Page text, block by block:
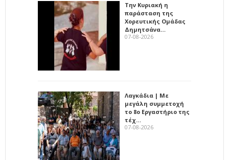
Την Κυριακή η
παράσταση της
Χορευτικής Ομάδας
Δημητσάνα…
07-08-2026
Λαγκάδια | Με
μεγάλη συμμετοχή
το 8ο Εργαστήριο της
τέχ…
07-08-2026